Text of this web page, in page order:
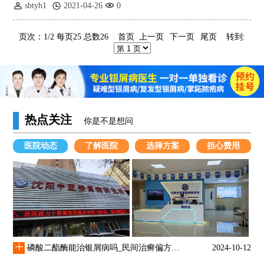
家属都很担心牛皮癣是否传染，害怕会传
染给亲人和朋友们，那
sbtyh1 2021-04-26 0
页次：1/2 每页25 总数26 首页 上一页 下一页 尾页 转到:
热点关注 你是不是想问
医院动态 了解医院 选择方案 担心费用
+ 2024-10-12